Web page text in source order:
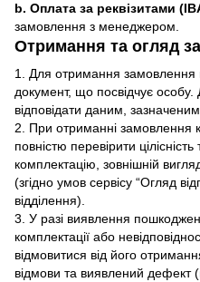
b. Оплата за реквізитами
замовлення з менеджером.
Отримання та огляд
1. Для отримання замовлення
документ, що посвідчує особу.
відповідати даним,
2. При отриманні замовлення
повністю перевірити цілісність
комплектацію, зовнішній
(згідно умов сервісу “Огляд
відділення).
3. У разі виявлення
комплектації або
відмовитися від його
відмови та виявлений дефект